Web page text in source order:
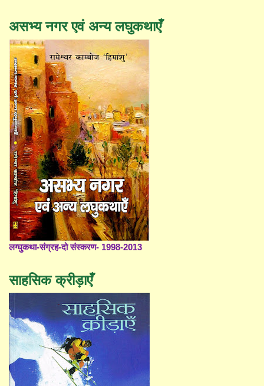
असभ्य नगर एवं अन्य लघुकथाएँ
लग्घुकथा-संग्रह-दो संस्करण- 1998-2013
साहसिक क्रीड़ाएँ